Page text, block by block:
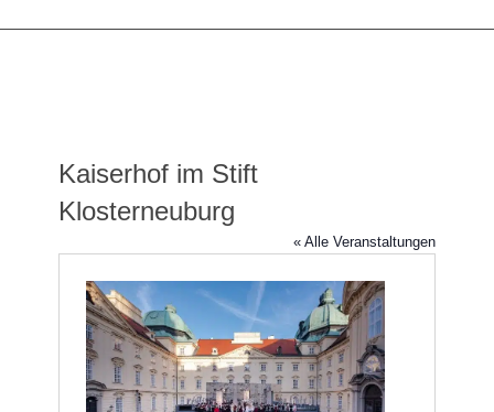
Kaiserhof im Stift
Klosterneuburg
« Alle Veranstaltungen